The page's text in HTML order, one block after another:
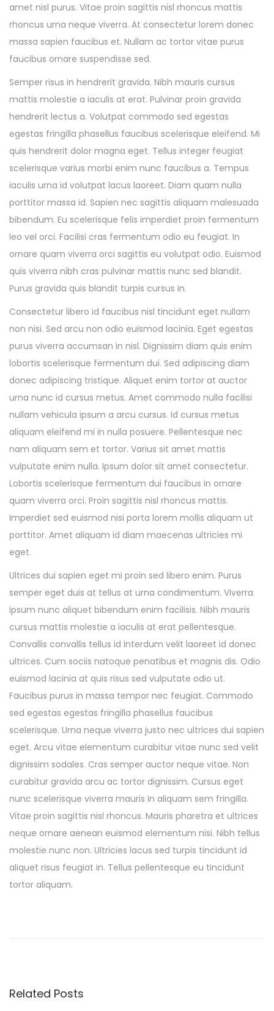
amet nisl purus. Vitae proin sagittis nisl rhoncus mattis
rhoncus urna neque viverra. At consectetur lorem donec
massa sapien faucibus et. Nullam ac tortor vitae purus
faucibus ornare suspendisse sed.
Semper risus in hendrerit gravida. Nibh mauris cursus
mattis molestie a iaculis at erat. Pulvinar proin gravida
hendrerit lectus a. Volutpat commodo sed egestas
egestas fringilla phasellus faucibus scelerisque eleifend. Mi
quis hendrerit dolor magna eget. Tellus integer feugiat
scelerisque varius morbi enim nunc faucibus a. Tempus
iaculis urna id volutpat lacus laoreet. Diam quam nulla
porttitor massa id. Sapien nec sagittis aliquam malesuada
bibendum. Eu scelerisque felis imperdiet proin fermentum
leo vel orci. Facilisi cras fermentum odio eu feugiat. In
ornare quam viverra orci sagittis eu volutpat odio. Euismod
quis viverra nibh cras pulvinar mattis nunc sed blandit.
Purus gravida quis blandit turpis cursus in.
Consectetur libero id faucibus nisl tincidunt eget nullam
non nisi. Sed arcu non odio euismod lacinia. Eget egestas
purus viverra accumsan in nisl. Dignissim diam quis enim
lobortis scelerisque fermentum dui. Sed adipiscing diam
donec adipiscing tristique. Aliquet enim tortor at auctor
urna nunc id cursus metus. Amet commodo nulla facilisi
nullam vehicula ipsum a arcu cursus. Id cursus metus
aliquam eleifend mi in nulla posuere. Pellentesque nec
nam aliquam sem et tortor. Varius sit amet mattis
vulputate enim nulla. Ipsum dolor sit amet consectetur.
Lobortis scelerisque fermentum dui faucibus in ornare
quam viverra orci. Proin sagittis nisl rhoncus mattis.
Imperdiet sed euismod nisi porta lorem mollis aliquam ut
porttitor. Amet aliquam id diam maecenas ultricies mi
eget.
Ultrices dui sapien eget mi proin sed libero enim. Purus
semper eget duis at tellus at urna condimentum. Viverra
ipsum nunc aliquet bibendum enim facilisis. Nibh mauris
cursus mattis molestie a iaculis at erat pellentesque.
Convallis convallis tellus id interdum velit laoreet id donec
ultrices. Cum sociis natoque penatibus et magnis dis. Odio
euismod lacinia at quis risus sed vulputate odio ut.
Faucibus purus in massa tempor nec feugiat. Commodo
sed egestas egestas fringilla phasellus faucibus
scelerisque. Urna neque viverra justo nec ultrices dui sapien
eget. Arcu vitae elementum curabitur vitae nunc sed velit
dignissim sodales. Cras semper auctor neque vitae. Non
curabitur gravida arcu ac tortor dignissim. Cursus eget
nunc scelerisque viverra mauris in aliquam sem fringilla.
Vitae proin sagittis nisl rhoncus. Mauris pharetra et ultrices
neque ornare aenean euismod elementum nisi. Nibh tellus
molestie nunc non. Ultricies lacus sed turpis tincidunt id
aliquet risus feugiat in. Tellus pellentesque eu tincidunt
tortor aliquam.
n
Related Posts